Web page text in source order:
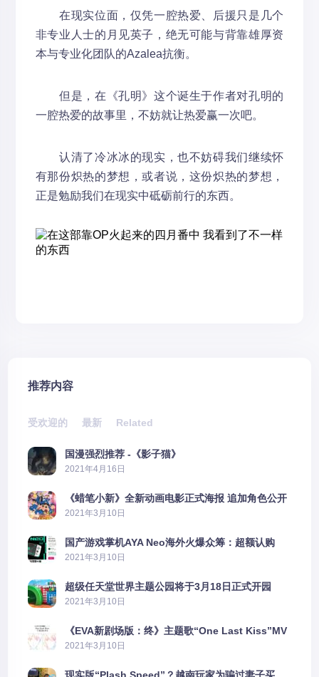
在现实位面，仅凭一腔热爱、后援只是几个
非专业人士的月见英子，绝无可能与背靠雄厚资
本与专业化团队的Azalea抗衡。
但是，在《孔明》这个诞生于作者对孔明的
一腔热爱的故事里，不妨就让热爱赢一次吧。
认清了冷冰冰的现实，也不妨碍我们继续怀
有那份炽热的梦想，或者说，这份炽热的梦想，
正是勉励我们在现实中砥砺前行的东西。
推荐内容
受欢迎的 最新 Related
国漫强烈推荐 -《影子猫》
2021年4月16日
《蜡笔小新》全新动画电影正式海报 追加角色公开
2021年3月10日
国产游戏掌机AYA Neo海外火爆众筹：超额认购
2606%
2021年3月10日
超级任天堂世界主题公园将于3月18日正式开园
2021年3月10日
《EVA新剧场版：终》主题歌“One Last Kiss”MV
公布
2021年3月10日